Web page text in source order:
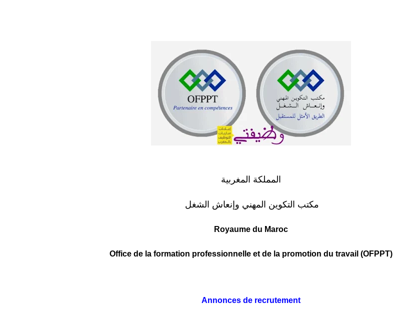
المملكة المغربية
مكتب التكوين المهني وإنعاش الشغل
Royaume du Maroc
Office de la formation professionnelle et de la promotion du travail (OFPPT)
Annonces de recrutement